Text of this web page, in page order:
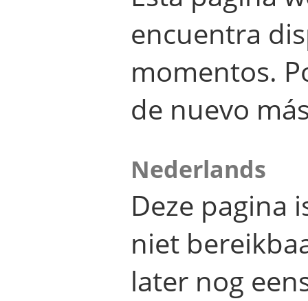
encuentra
momentos.
de nuevo
Nederlands
Deze pagina
niet
later nog